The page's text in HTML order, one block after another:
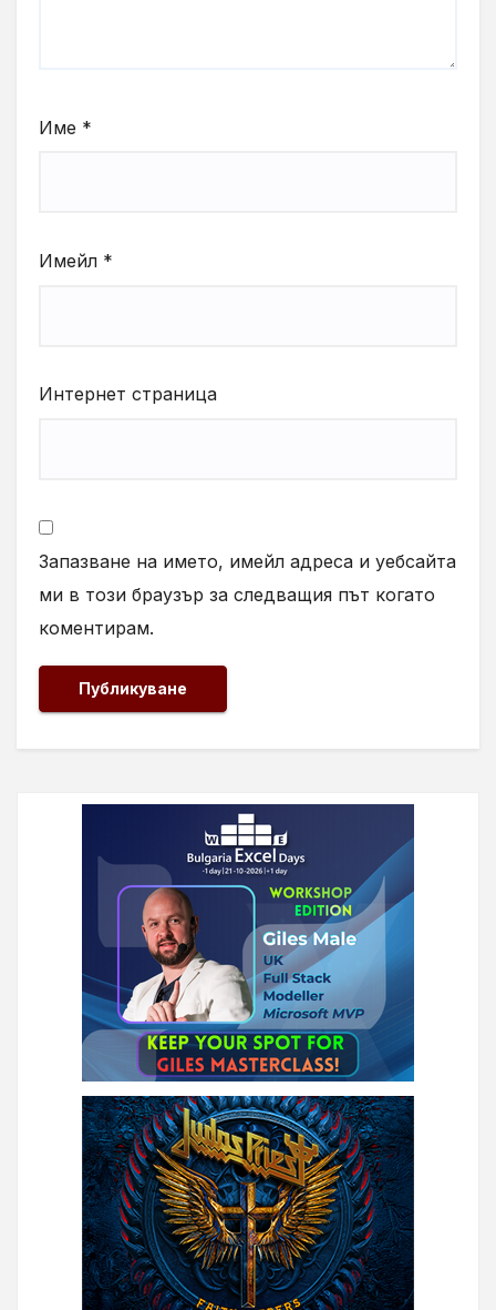
Име *
Имейл *
Интернет страница
Запазване на името, имейл адреса и уебсайта
ми в този браузър за следващия път когато
коментирам.